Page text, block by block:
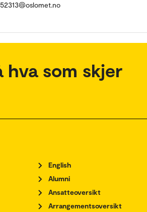
hva som skjer
English
Alumni
Ansatteoversikt
Arrangementsoversikt